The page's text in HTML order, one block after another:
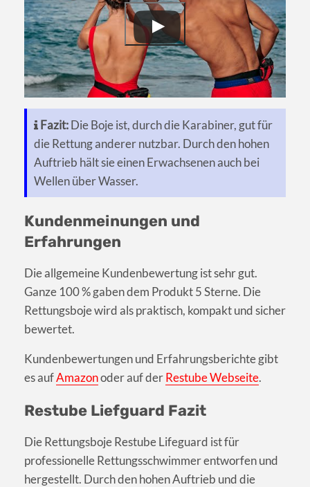
Fazit:Die Boje ist, durch die Karabiner, gut für
die Rettung anderer nutzbar. Durch den hohen
Auftrieb hält sie einen Erwachsenen auch bei
Wellen über Wasser.
Kundenmeinungen und
Erfahrungen
Die allgemeine Kundenbewertung ist sehr gut.
Ganze 100 % gaben dem Produkt 5 Sterne. Die
Rettungsboje wird als praktisch, kompakt und sicher
bewertet.
Kundenbewertungen und Erfahrungsberichte gibt
es aufAmazonoder auf derRestube Webseite.
Restube Liefguard Fazit
Die Rettungsboje Restube Lifeguard ist für
professionelle Rettungsschwimmer entworfen und
hergestellt. Durch den hohen Auftrieb und die